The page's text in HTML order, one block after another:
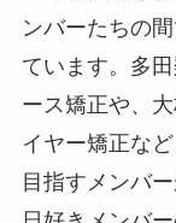
ンバーたちの
ています。多
ース矯正や、
イヤー矯正な
目指すメンバ